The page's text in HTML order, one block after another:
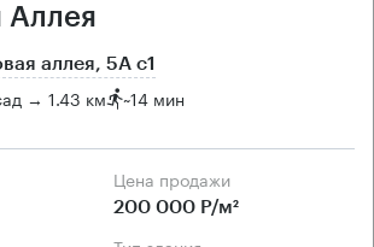
Аллея
аллея, 5А с1
→ 1.43 км ~14 мин
Цена продажи
200 000 Р/м²